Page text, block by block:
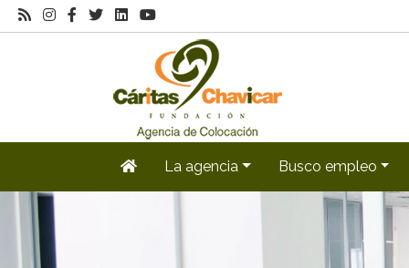
La agencia Busco empleo